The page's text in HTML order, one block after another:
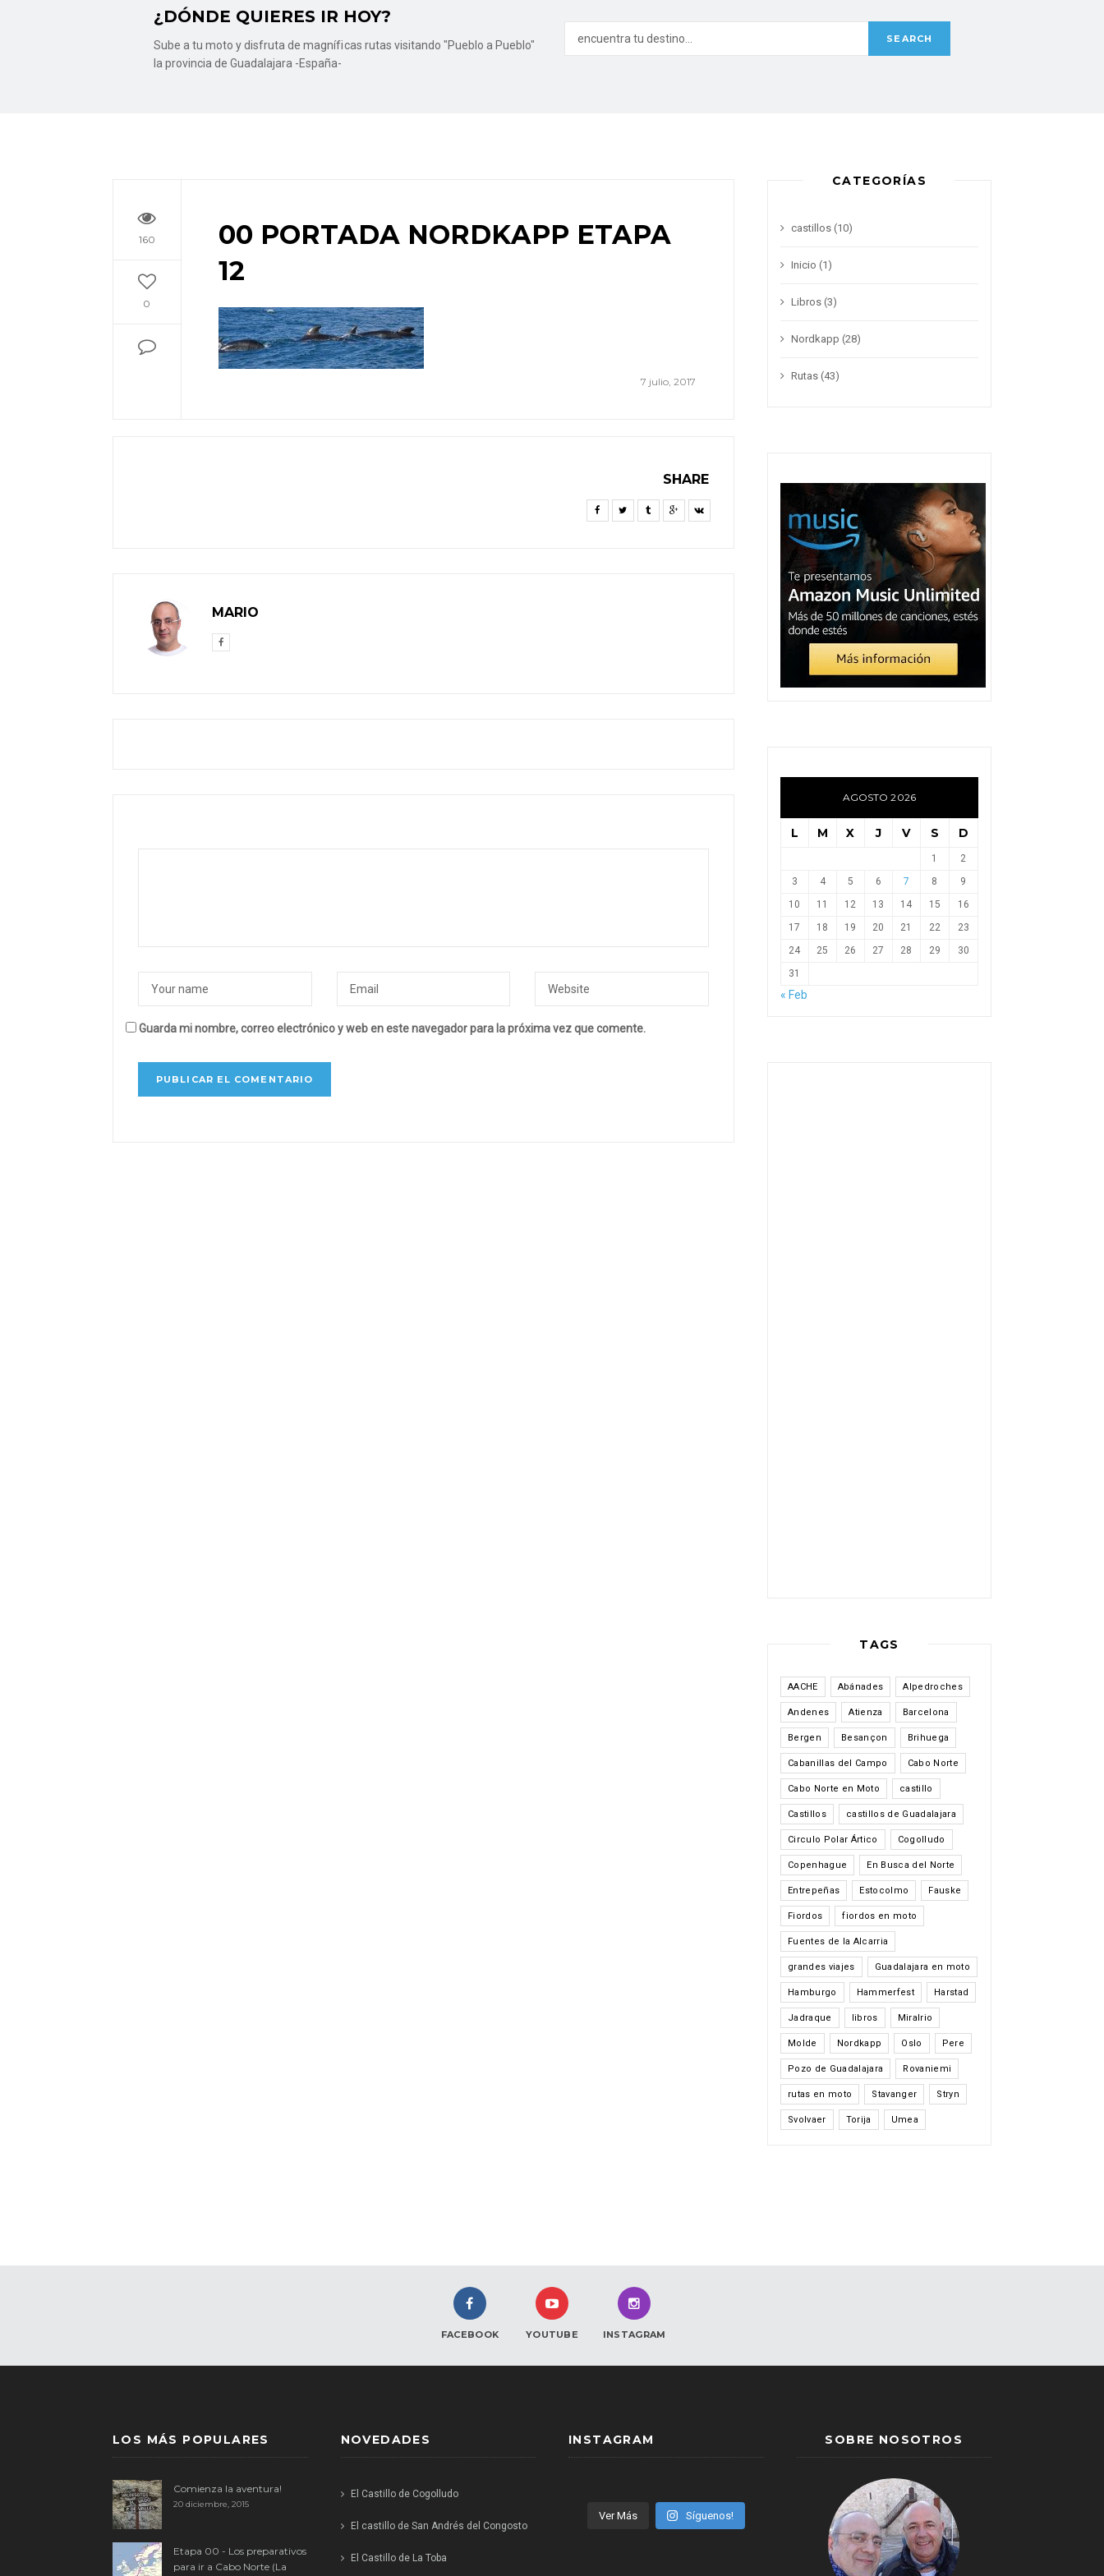
¿DÓNDE QUIERES IR HOY?
Sube a tu moto y disfruta de magníficas rutas visitando "Pueblo a Pueblo"
la provincia de Guadalajara -España-
00 PORTADA NORDKAPP ETAPA
12
160
0
7 julio, 2017
SHARE
MARIO
Guarda mi nombre, correo electrónico y web en este navegador para la próxima vez que comente.
CATEGORÍAS
castillos (10)
Inicio (1)
Libros (3)
Nordkapp (28)
Rutas (43)
AGOSTO 2026
L M X J V S D
1
2
3
4 5 6 7 8
9
10
11 12 13 14 15
16
17
18 19 20 21 22
23
24
25 26 27 28 29
30
31
« Feb
TAGS
AACHE Abánades Alpedroches
Andenes Atienza Barcelona
Bergen Besançon Brihuega
Cabanillas del Campo Cabo Norte
Cabo Norte en Moto castillo
Castillos castillos de Guadalajara
Circulo Polar Ártico Cogolludo
Copenhague En Busca del Norte
Entrepeñas Estocolmo Fauske
Fiordos fiordos en moto
Fuentes de la Alcarria
grandes viajes Guadalajara en moto
Hamburgo Hammerfest Harstad
Jadraque libros Miralrio
Molde Nordkapp Oslo Pere
Pozo de Guadalajara Rovaniemi
rutas en moto Stavanger Stryn
Svolvaer Torija Umea
FACEBOOK YOUTUBE INSTAGRAM
LOS MÁS POPULARES
Comienza la aventura!
20 diciembre, 2015
Etapa 00 - Los preparativos
para ir a Cabo Norte (La
NOVEDADES
El Castillo de Cogolludo
El castillo de San Andrés del Congosto
El Castillo de La Toba
INSTAGRAM
Ver Más Síguenos!
SOBRE NOSOTROS